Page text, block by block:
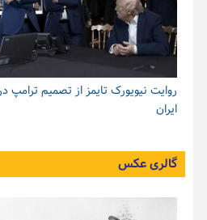
روایت نیویورک تایمز از تصمیم ترامپ
ایران
گالری عکس